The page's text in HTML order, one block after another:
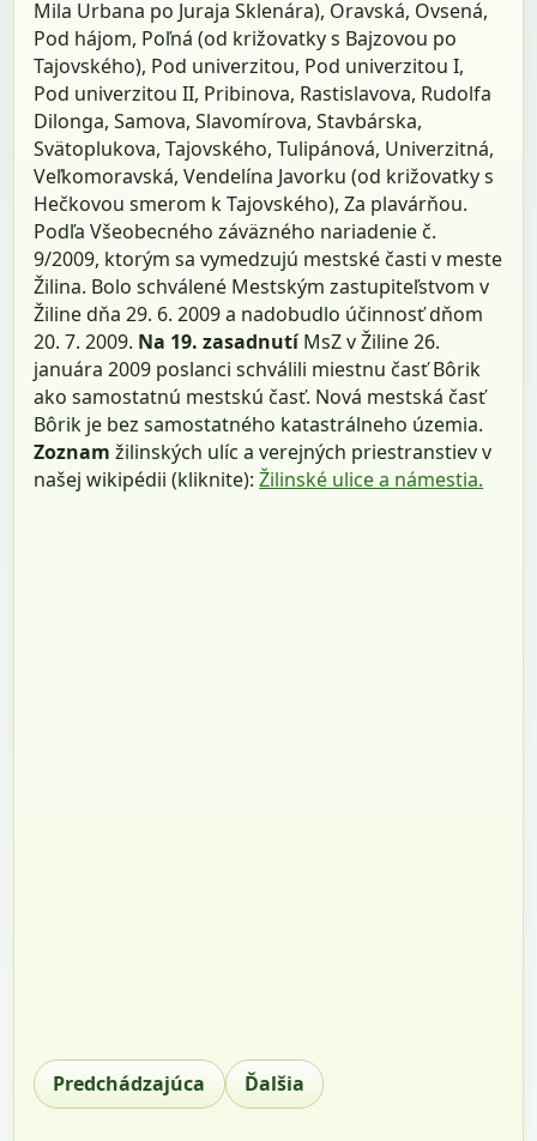
Mila Urbana po Juraja Sklenára), Oravská, Ovsená,
Pod hájom, Poľná (od križovatky s Bajzovou po
Tajovského), Pod univerzitou, Pod univerzitou I,
Pod univerzitou II, Pribinova, Rastislavova, Rudolfa
Dilonga, Samova, Slavomírova, Stavbárska,
Svätoplukova, Tajovského, Tulipánová, Univerzitná,
Veľkomoravská, Vendelína Javorku (od križovatky s
Hečkovou smerom k Tajovského), Za plavárňou.
Podľa Všeobecného záväzného nariadenie č.
9/2009, ktorým sa vymedzujú mestské časti v meste
Žilina. Bolo schválené Mestským zastupiteľstvom v
Žiline dňa 29. 6. 2009 a nadobudlo účinnosť dňom
20. 7. 2009. Na 19. zasadnutíMsZ v Žiline 26.
januára 2009 poslanci schválili miestnu časť Bôrik
ako samostatnú mestskú časť. Nová mestská časť
Bôrik je bez samostatného katastrálneho územia.
Zoznamžilinských ulíc a verejných priestranstiev v
našej wikipédii (kliknite):Žilinské ulice a námestia.
Predchádzajúca Ďalšia